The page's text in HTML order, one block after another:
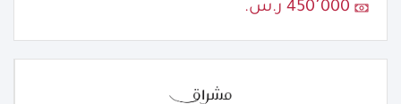
450٬000 ر.س.